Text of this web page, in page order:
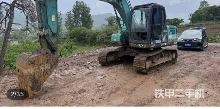
2/35
提
交
即
表
示
您
同
意
《隐
私
政
策》
铁甲龙总部 4000099032 认证经纪人